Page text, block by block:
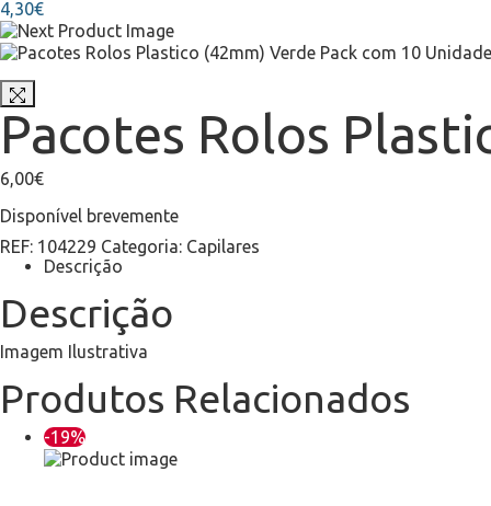
4,30€
Pacotes Rolos
6,00€
Disponível brevemente
REF: 104229 Categoria: Capilares
Descrição
Descrição
Imagem Ilustrativa
Produtos Relacionados
-19%